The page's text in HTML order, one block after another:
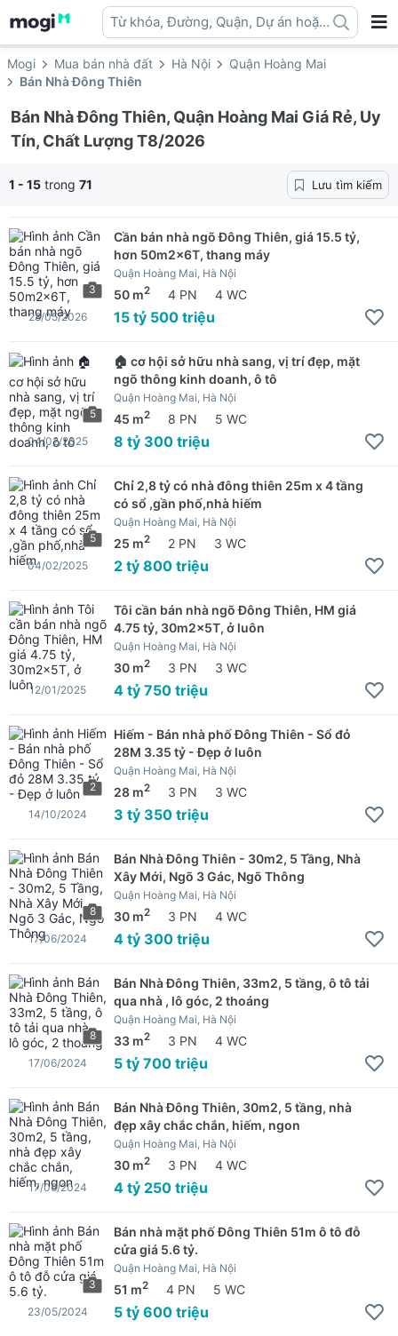
Từ khóa, Đường, Quận, Dự án hoặc
địa danh ...
Mogi Mua bán nhà đất Hà Nội
Quận Hoàng Mai
Bán Nhà Đông Thiên
Bán Nhà Đông Thiên, Quận Hoàng Mai Giá Rẻ, Uy
Tín, Chất Lượng T8/2026
1 - 15 trong 71 Lưu tìm kiếm
3
Cần bán nhà ngõ Đông Thiên, giá 15.5 tỷ,
hơn 50m2x6T, thang máy
Quận Hoàng Mai, Hà Nội
50 m2 4 PN 4 WC
15 tỷ 500 triệu
28/05/2026
5
🏠 cơ hội sở hữu nhà sang, vị trí đẹp, mặt
ngõ thông kinh doanh, ô tô
Quận Hoàng Mai, Hà Nội
45 m2 8 PN 5 WC
8 tỷ 300 triệu
04/02/2025
5
Chỉ 2,8 tỷ có nhà đông thiên 25m x 4 tầng
có sổ ,gần phố,nhà hiếm
Quận Hoàng Mai, Hà Nội
25 m2 2 PN 3 WC
2 tỷ 800 triệu
04/02/2025
Tôi cần bán nhà ngõ Đông Thiên, HM giá
4.75 tỷ, 30m2x5T, ở luôn
Quận Hoàng Mai, Hà Nội
30 m2 3 PN 3 WC
4 tỷ 750 triệu
12/01/2025
2
Hiếm - Bán nhà phố Đông Thiên - Sổ đỏ
28M 3.35 tỷ - Đẹp ở luôn
Quận Hoàng Mai, Hà Nội
28 m2 3 PN 3 WC
3 tỷ 350 triệu
14/10/2024
8
Bán Nhà Đông Thiên - 30m2, 5 Tầng, Nhà
Xây Mới, Ngõ 3 Gác, Ngõ Thông
Quận Hoàng Mai, Hà Nội
30 m2 3 PN 4 WC
4 tỷ 300 triệu
17/06/2024
8
Bán Nhà Đông Thiên, 33m2, 5 tầng, ô tô tải
qua nhà , lô góc, 2 thoáng
Quận Hoàng Mai, Hà Nội
33 m2 3 PN 4 WC
5 tỷ 700 triệu
17/06/2024
Bán Nhà Đông Thiên, 30m2, 5 tầng, nhà
đẹp xây chắc chắn, hiếm, ngon
Quận Hoàng Mai, Hà Nội
30 m2 3 PN 4 WC
4 tỷ 250 triệu
17/06/2024
3
Bán nhà mặt phố Đông Thiên 51m ô tô đỗ
cửa giá 5.6 tỷ.
Quận Hoàng Mai, Hà Nội
51 m2 4 PN 5 WC
5 tỷ 600 triệu
23/05/2024